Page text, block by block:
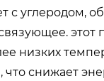
с углеродом,
этот
низких
снижает